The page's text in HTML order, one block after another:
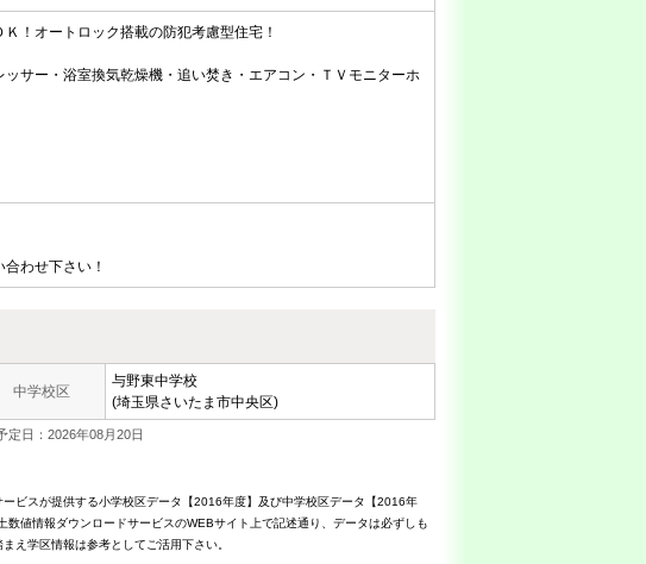
！オートロック搭載の防犯考慮型住宅！
サー・浴室換気乾燥機・追い焚き・エアコン・ＴＶモニターホ
わせ下さい！
中学校区
与野東中学校
(埼玉県さいたま市中央区)
定日：2026年08月20日
ビスが提供する小学校区データ【2016年度】及び中学校区データ【2016年
値情報ダウンロードサービスのWEBサイト上で記述通り、データは必ずしも
え学区情報は参考としてご活用下さい。